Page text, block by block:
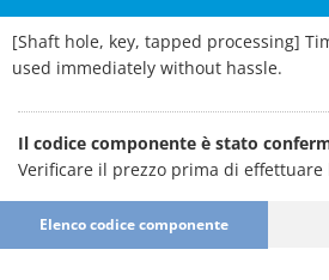
[Shaft hole, key, tapped processing]
used immediately without hassle.
Il codice componente è stato
Verificare il prezzo prima di
Elenco codice componente